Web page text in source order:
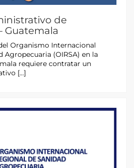
de
Guatemala
Organismo Internacional
Agropecuaria (OIRSA) en la
requiere contratar un
[…]